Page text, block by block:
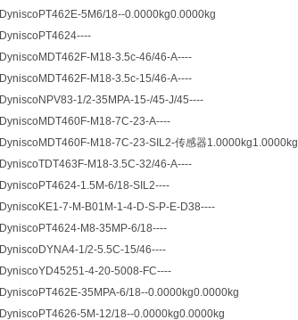
DyniscoPT462E-5M6/18--0.0000kg0.0000kg
DyniscoPT4624----
DyniscoMDT462F-M18-3.5c-46/46-A----
DyniscoMDT462F-M18-3.5c-15/46-A----
DyniscoNPV83-1/2-35MPA-15-/45-J/45----
DyniscoMDT460F-M18-7C-23-A----
DyniscoMDT460F-M18-7C-23-SIL2-传感器1.0000kg1.0000kg
DyniscoTDT463F-M18-3.5C-32/46-A----
DyniscoPT4624-1.5M-6/18-SIL2----
DyniscoKE1-7-M-B01M-1-4-D-S-P-E-D38----
DyniscoPT4624-M8-35MP-6/18----
DyniscoDYNA4-1/2-5.5C-15/46----
DyniscoYD45251-4-20-5008-FC----
DyniscoPT462E-35MPA-6/18--0.0000kg0.0000kg
DyniscoPT4626-5M-12/18--0.0000kg0.0000kg